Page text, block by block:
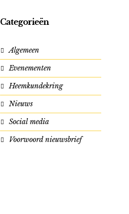
Categorieën
Algemeen
Evenementen
Heemkundekring
Nieuws
Social media
Voorwoord nieuwsbrief